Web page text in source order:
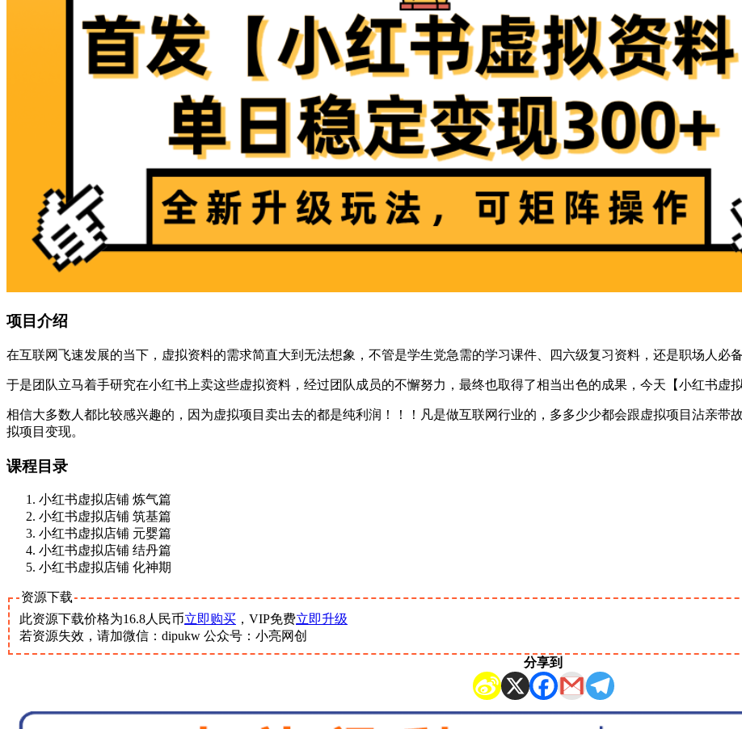
项目介绍
在互联网飞速发展的当下，虚拟资料的需求简直大到无法想象，不管是学生党急需的学习课件、四六级复习资料，还是职场人必
于是团队立马着手研究在小红书上卖这些虚拟资料，经过团队成员的不懈努力，最终也取得了相当出色的成果，今天【小红书虚
相信大多数人都比较感兴趣的，因为虚拟项目卖出去的都是纯利润！！！凡是做互联网行业的，多多少少都会跟虚拟项目沾亲带
拟项目变现。
课程目录
小红书虚拟店铺 炼气篇
小红书虚拟店铺 筑基篇
小红书虚拟店铺 元婴篇
小红书虚拟店铺 结丹篇
小红书虚拟店铺 化神期
资源下载
此资源下载价格为16.8人民币立即购买 ，VIP免费立即升级
若资源失效，请加微信：dipukw 公众号：小亮网创
分享到